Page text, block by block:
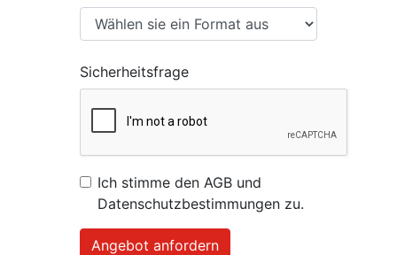
Sicherheitsfrage
Ich stimme den AGB und
Datenschutzbestimmungen zu.
Angebot anfordern